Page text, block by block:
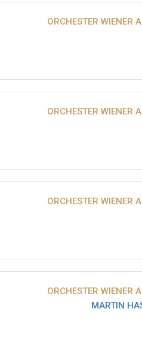
ORCHESTER WIENER
ORCHESTER WIENER
ORCHESTER WIENER
ORCHESTER WIENER
MARTIN